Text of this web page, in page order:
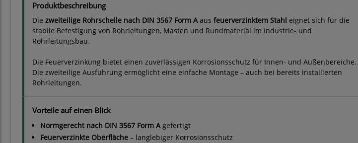
Produktbeschreibung
Die zweiteilige Rohrschelle nach DIN 3567 Form Aaus feuerverzinktem Stahl eignet sich für die
stabile Befestigung von Rohrleitungen, Masten und Rundmaterial im Industrie- und
Rohrleitungsbau.
Die Feuerverzinkung bietet einen zuverlässigen Korrosionsschutz für Innen- und Außenbereiche.
Die zweiteilige Ausführung ermöglicht eine einfache Montage – auch bei bereits installierten
Rohrleitungen.
Vorteile auf einen Blick
Normgerecht nach DIN 3567 Form Agefertigt
Feuerverzinkte Oberfläche – langlebiger Korrosionsschutz